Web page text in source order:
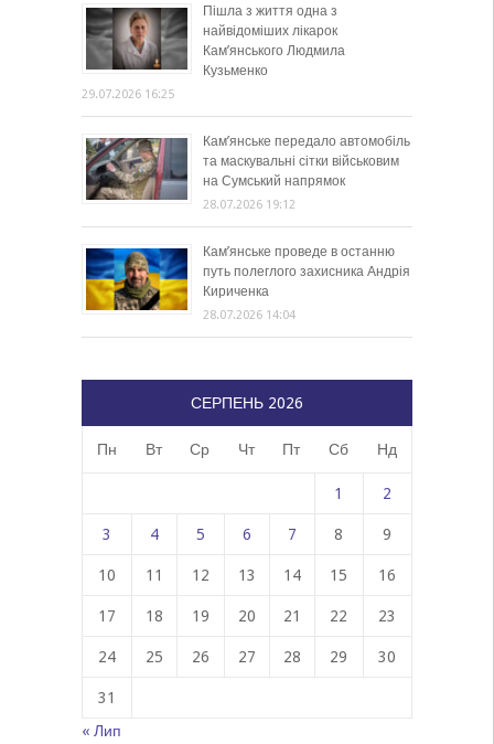
Пішла з життя одна з
найвідоміших лікарок
Кам’янського Людмила
Кузьменко
29.07.2026 16:25
Кам’янське передало автомобіль
та маскувальні сітки військовим
на Сумський напрямок
28.07.2026 19:12
Кам’янське проведе в останню
путь полеглого захисника Андрія
Кириченка
28.07.2026 14:04
СЕРПЕНЬ 2026
Пн Вт Ср Чт Пт Сб Нд
1 2
3 4 5 6 7 8 9
10 11 12 13 14 15 16
17 18 19 20 21 22 23
24 25 26 27 28 29 30
31
« Лип